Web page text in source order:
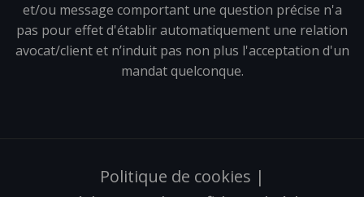
et/ou message comportant une question précise n'a
pas pour effet d'établir automatiquement une relation
avocat/client et n’induit pas non plus l'acceptation d'un
mandat quelconque.
Politique de cookies |